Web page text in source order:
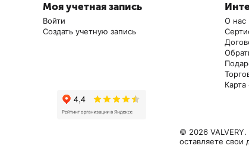
29 900₽
Ручная
В наличии
Моя учетная запись
Войти
Создать учетную запись
О нас
Карта
© 2026
оставляете свои